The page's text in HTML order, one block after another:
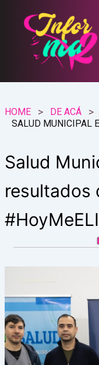
contenido
HOME
DE ACÁ
Salud
resultados